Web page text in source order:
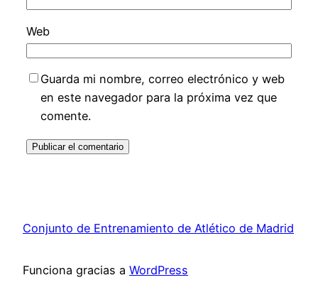
Web
Guarda mi nombre, correo electrónico y web
en este navegador para la próxima vez que
comente.
Conjunto de Entrenamiento de Atlético de Madrid
Funciona gracias a WordPress